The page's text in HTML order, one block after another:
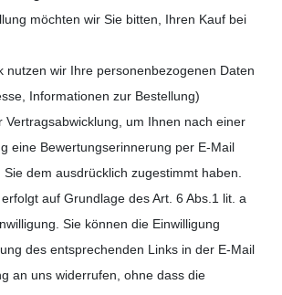
möchten wir Sie bitten, Ihren Kauf bei
wir Ihre personenbezogenen Daten
Informationen zur Bestellung)
Vertragsabwicklung, um Ihnen nach einer
eine Bewertungserinnerung per E-Mail
dem ausdrücklich zugestimmt haben.
auf Grundlage des Art. 6 Abs.1 lit. a
Sie können die Einwilligung
des entsprechenden Links in der E-Mail
an uns widerrufen, ohne dass die